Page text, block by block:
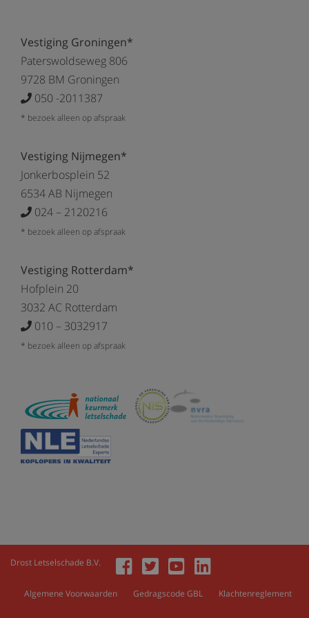
Vestiging Groningen*
Paterswoldseweg 806
9728 BM Groningen
050 -2011387
* bezoek alleen op afspraak
Vestiging Nijmegen*
Jonkerbosplein 52
6534 AB Nijmegen
024 – 2120216
* bezoek alleen op afspraak
Vestiging Rotterdam*
Hofplein 20
3032 AC Rotterdam
010 – 3032917
* bezoek alleen op afspraak
Drost Letselschade B.V.
Algemene Voorwaarden Gedragscode GBL Klachtenreglement